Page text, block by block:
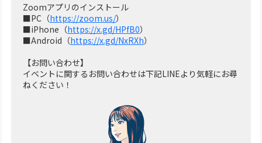
Zoomアプリのインストール
■PC（https://zoom.us/）
■iPhone（https://x.gd/HPfB0）
■Android（https://x.gd/NxRXh）
【お問い合わせ】
イベントに関するお問い合わせは下記LINEより気軽にお尋
ねください！